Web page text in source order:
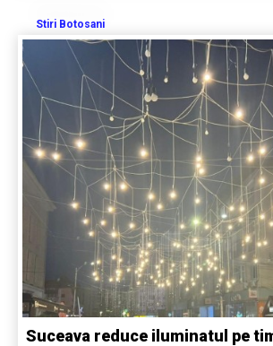
Stiri Botosani
Suceava reduce iluminatul pe